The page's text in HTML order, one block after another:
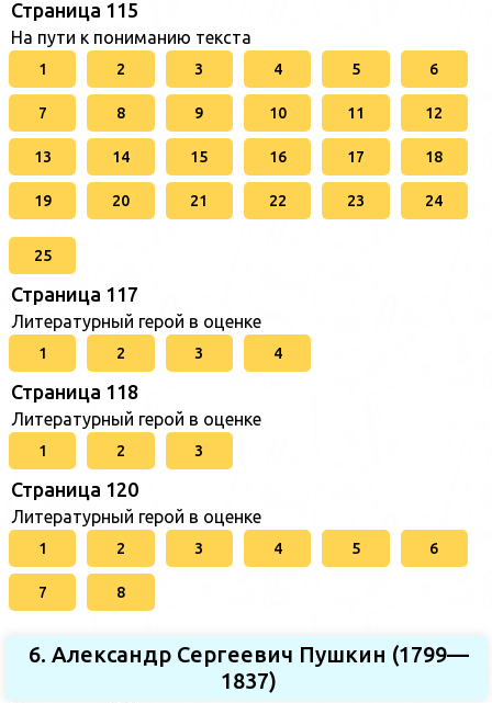
Страница 115
На пути к пониманию текста
1 2 3 4 5 6
7 8 9 10 11 12
13 14 15 16 17 18
19 20 21 22 23 24
25
Страница 117
Литературный герой в оценке
1 2 3 4
Страница 118
Литературный герой в оценке
1 2 3
Страница 120
Литературный герой в оценке
1 2 3 4 5 6
7 8
6. Александр Сергеевич Пушкин (1799—
1837)